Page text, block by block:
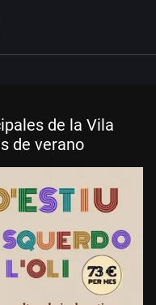
de la Vila
de verano